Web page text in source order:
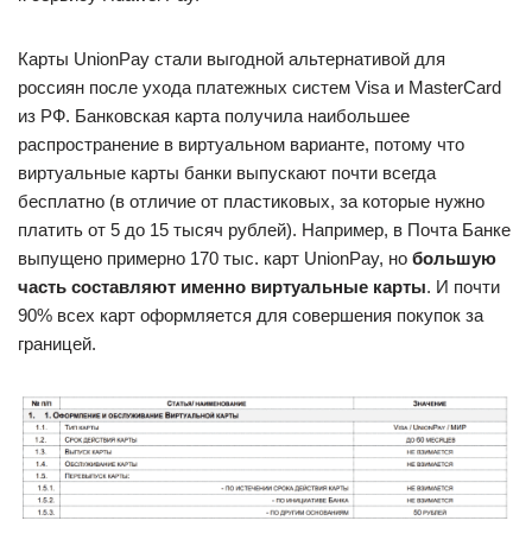
Карты UnionPay стали выгодной альтернативой для
россиян после ухода платежных систем Visa и MasterCard
из РФ. Банковская карта получила наибольшее
распространение в виртуальном варианте, потому что
виртуальные карты банки выпускают почти всегда
бесплатно (в отличие от пластиковых, за которые нужно
платить от 5 до 15 тысяч рублей). Например, в Почта Банке
выпущено примерно 170 тыс. карт UnionPay, но большую
часть составляют именно виртуальные карты. И почти
90% всех карт оформляется для совершения покупок за
границей.